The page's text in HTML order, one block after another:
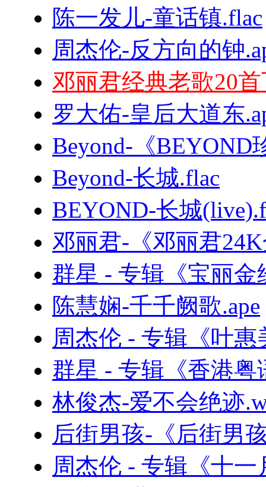
陈一发儿-童话镇.flac
周杰伦-反方向的钟
邓丽君经典老歌20
罗大佑-皇后大道东
Beyond-《
Beyond-长城.flac
BEYOND-长城
邓丽君-《邓丽君
群星 - 专辑《宝丽金
陈慧娴-千千阙歌.ape
周杰伦 - 专辑《叶
群星 - 专辑《香港
林俊杰-爱不会绝迹
后街男孩-《后街男
周杰伦 - 专辑《十